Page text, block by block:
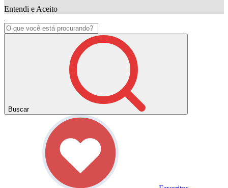
Entendi e Aceito
Buscar